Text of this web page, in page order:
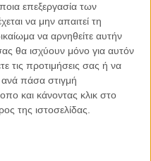
επεξεργασία των
να μην απαιτεί τη
να αρνηθείτε αυτήν
θα ισχύουν μόνο για αυτόν
τις προτιμήσεις σας ή να
πάσα στιγμή
και κάνοντας κλικ στο
της ιστοσελίδας.
γίγνεσθαι σε μια
να υπεισερχόμαστε στα
οφείλουμε να
δυτικής διεθνούς
Αφγανιστάν, την ίδια
του ΟΗΕ αλλά και η
Εκπρόσωπου